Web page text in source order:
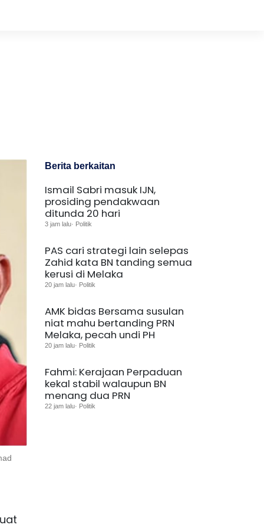
Berita berkaitan
Ismail Sabri masuk IJN,
prosiding pendakwaan
ditunda 20 hari
3 jam lalu· Politik
PAS cari strategi lain selepas
Zahid kata BN tanding semua
kerusi di Melaka
20 jam lalu· Politik
AMK bidas Bersama susulan
niat mahu bertanding PRN
Melaka, pecah undi PH
20 jam lalu· Politik
Fahmi: Kerajaan Perpaduan
kekal stabil walaupun BN
menang dua PRN
22 jam lalu· Politik